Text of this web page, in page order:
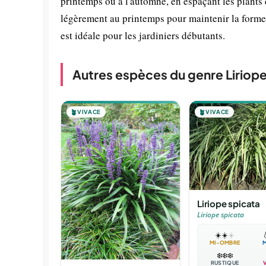
légèrement au printemps pour maintenir la
est idéale pour les jardiniers débutants.
Autres espèces du genre Liriope
🪴VIVACE 🪴VIVACE
Liriope spicata
Liriope spicata
☀️☀️☀️
MI-OMBRE
❄️❄️❄️
RUSTIQUE